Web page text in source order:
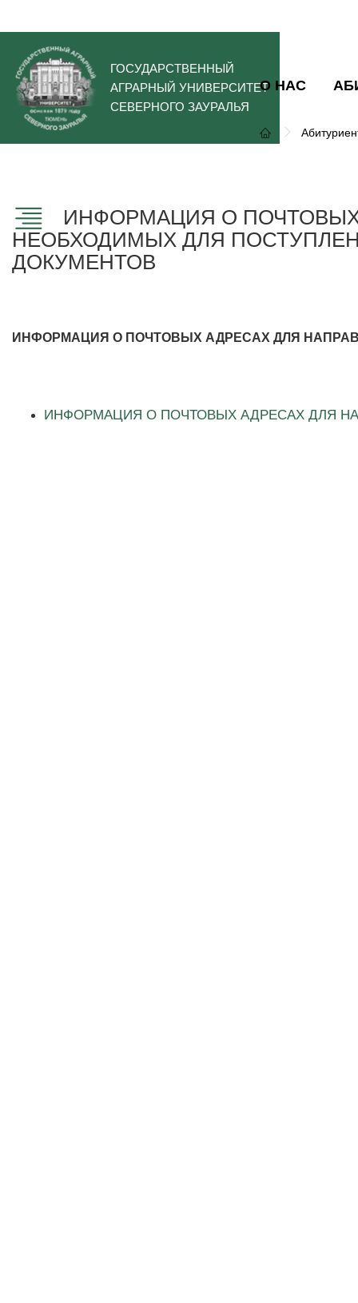
ГОСУДАРСТВЕННЫЙ
АГРАРНЫЙ УНИВЕРСИТЕТ
СЕВЕРНОГО ЗАУРАЛЬЯ
О НАС
ИНФОРМАЦИЯ О
НЕОБХОДИМЫХ ДЛЯ
ДОКУМЕНТОВ
ИНФОРМАЦИЯ О ПОЧТОВЫХ АДРЕСАХ ДЛЯ
ИНФОРМАЦИЯ О ПОЧТОВЫХ АДРЕСАХ ДЛЯ